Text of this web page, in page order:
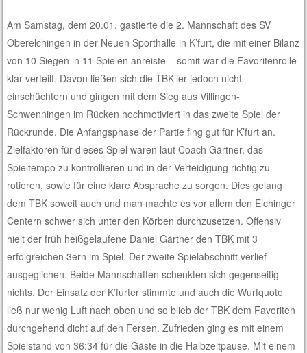
Am Samstag, dem 20.01. gastierte die 2. Mannschaft des SV
Oberelchingen in der Neuen Sporthalle in K’furt, die mit einer Bilanz
von 10 Siegen in 11 Spielen anreiste – somit war die Favoritenrolle
klar verteilt. Davon ließen sich die TBK’ler jedoch nicht
einschüchtern und gingen mit dem Sieg aus Villingen-
Schwenningen im Rücken hochmotiviert in das zweite Spiel der
Rückrunde. Die Anfangsphase der Partie fing gut für K’furt an.
Zielfaktoren für dieses Spiel waren laut Coach Gärtner, das
Spieltempo zu kontrollieren und in der Verteidigung richtig zu
rotieren, sowie für eine klare Absprache zu sorgen. Dies gelang
dem TBK soweit auch und man machte es vor allem den Elchinger
Centern schwer sich unter den Körben durchzusetzen. Offensiv
hielt der früh heißgelaufene Daniel Gärtner den TBK mit 3
erfolgreichen 3ern im Spiel. Der zweite Spielabschnitt verlief
ausgeglichen. Beide Mannschaften schenkten sich gegenseitig
nichts. Der Einsatz der K’furter stimmte und auch die Wurfquote
ließ nur wenig Luft nach oben und so blieb der TBK dem Favoriten
durchgehend dicht auf den Fersen. Zufrieden ging es mit einem
Spielstand von 36:34 für die Gäste in die Halbzeitpause. Mit einem